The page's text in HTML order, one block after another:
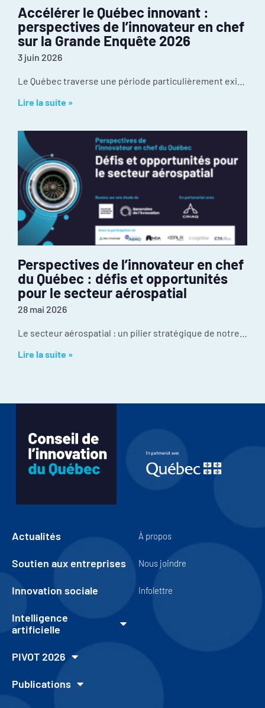
Accélérer le Québec innovant :
perspectives de l’innovateur en chef
sur la Grande Enquête 2026
3 juin 2026
Lire la suite »
Perspectives de l’innovateur en chef
du Québec : défis et opportunités
pour le secteur aérospatial
28 mai 2026
Lire la suite »
Actualités
Soutien aux entreprises
Innovation sociale
Intelligence
artificielle
PIVOT 2026
Publications
À propos
Nous joindre
Infolettre